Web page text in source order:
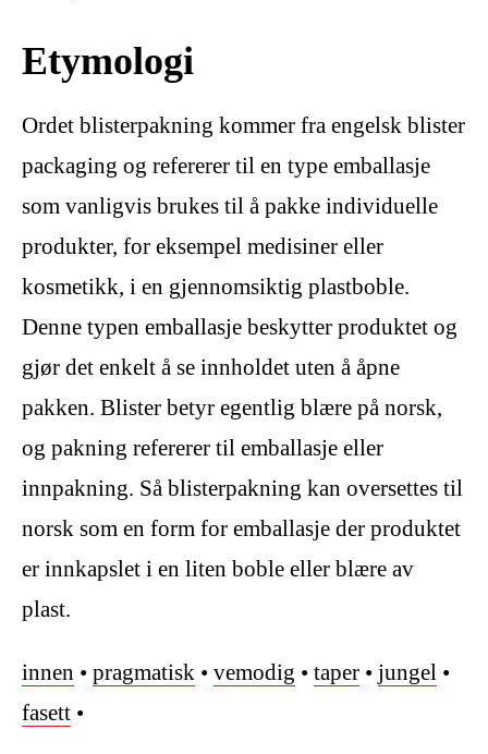
Etymologi
Ordet blisterpakning kommer fra engelsk blister
packaging og refererer til en type emballasje
som vanligvis brukes til å pakke individuelle
produkter, for eksempel medisiner eller
kosmetikk, i en gjennomsiktig plastboble.
Denne typen emballasje beskytter produktet og
gjør det enkelt å se innholdet uten å åpne
pakken. Blister betyr egentlig blære på norsk,
og pakning refererer til emballasje eller
innpakning. Så blisterpakning kan oversettes til
norsk som en form for emballasje der produktet
er innkapslet i en liten boble eller blære av
plast.
innen • pragmatisk • vemodig • taper • jungel •
fasett •